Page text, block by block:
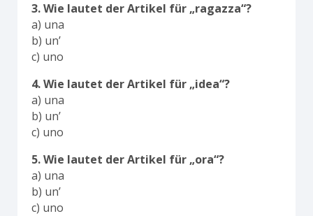
3. Wie lautet der Artikel für „ragazza“?
a) una
b) un’
c) uno
4. Wie lautet der Artikel für „idea“?
a) una
b) un’
c) uno
5. Wie lautet der Artikel für „ora“?
a) una
b) un’
c) uno